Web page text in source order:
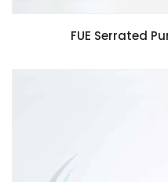
FUE Serrated